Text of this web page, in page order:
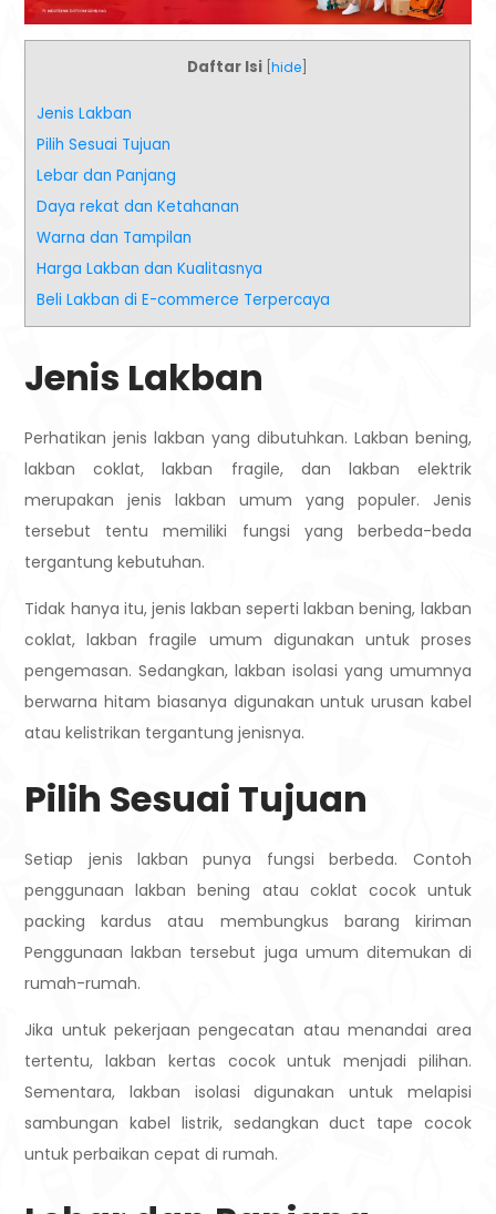
Daftar Isi [hide
Jenis Lakban
Pilih Sesuai Tujuan
Lebar dan Panjang
Daya rekat dan Ketahanan
Warna dan Tampilan
Harga Lakban dan Kualitasnya
Beli Lakban di E-commerce Terpercaya
Jenis Lakban
Perhatikan jenis lakban yang dibutuhkan. Lakban bening,
lakban coklat, lakban fragile, dan lakban elektrik
merupakan jenis lakban umum yang populer. Jenis
tersebut tentu memiliki fungsi yang berbeda-beda
tergantung kebutuhan.
Tidak hanya itu, jenis lakban seperti lakban bening, lakban
coklat, lakban fragile umum digunakan untuk proses
pengemasan. Sedangkan, lakban isolasi yang umumnya
berwarna hitam biasanya digunakan untuk urusan kabel
atau kelistrikan tergantung jenisnya.
Pilih Sesuai Tujuan
Setiap jenis lakban punya fungsi berbeda. Contoh
penggunaan lakban bening atau coklat cocok untuk
packing kardus atau membungkus barang kiriman
Penggunaan lakban tersebut juga umum ditemukan di
rumah-rumah.
Jika untuk pekerjaan pengecatan atau menandai area
tertentu, lakban kertas cocok untuk menjadi pilihan.
Sementara, lakban isolasi digunakan untuk melapisi
sambungan kabel listrik, sedangkan duct tape cocok
untuk perbaikan cepat di rumah.